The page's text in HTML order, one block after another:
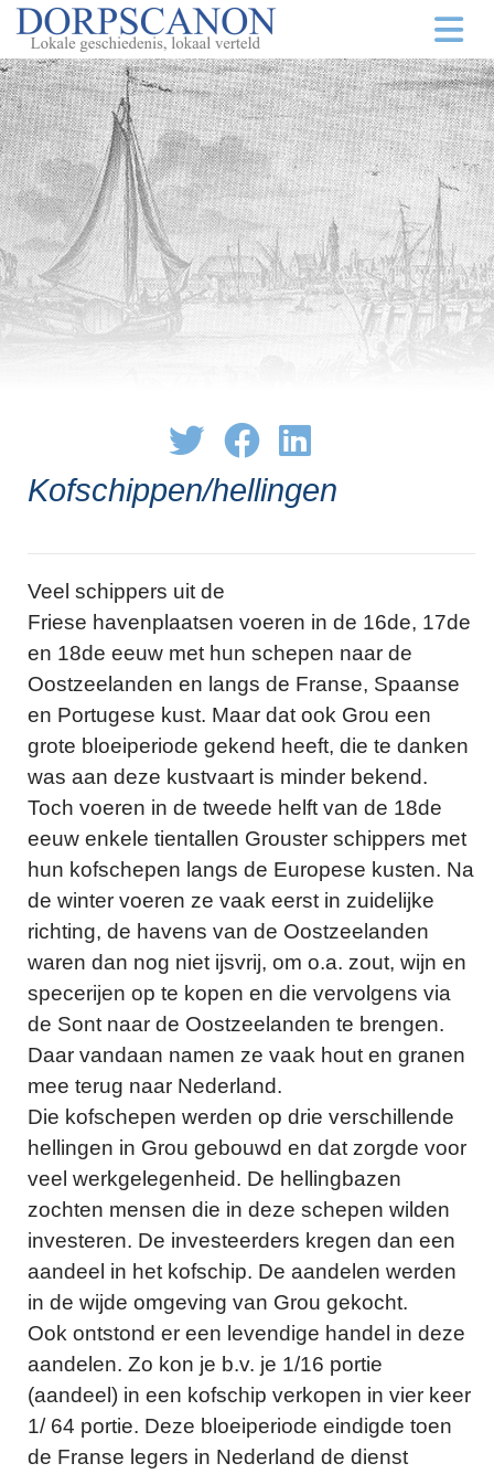
Kofschippen/hellingen
Veel schippers uit de
Friese havenplaatsen voeren in de 16de, 17de
en 18de eeuw met hun schepen naar de
Oostzeelanden en langs de Franse, Spaanse
en Portugese kust. Maar dat ook Grou een
grote bloeiperiode gekend heeft, die te danken
was aan deze kustvaart is minder bekend.
Toch voeren in de tweede helft van de 18de
eeuw enkele tientallen Grouster schippers met
hun kofschepen langs de Europese kusten. Na
de winter voeren ze vaak eerst in zuidelijke
richting, de havens van de Oostzeelanden
waren dan nog niet ijsvrij, om o.a. zout, wijn en
specerijen op te kopen en die vervolgens via
de Sont naar de Oostzeelanden te brengen.
Daar vandaan namen ze vaak hout en granen
mee terug naar Nederland.
Die kofschepen werden op drie verschillende
hellingen in Grou gebouwd en dat zorgde voor
veel werkgelegenheid. De hellingbazen
zochten mensen die in deze schepen wilden
investeren. De investeerders kregen dan een
aandeel in het kofschip. De aandelen werden
in de wijde omgeving van Grou gekocht.
Ook ontstond er een levendige handel in deze
aandelen. Zo kon je b.v. je 1/16 portie
(aandeel) in een kofschip verkopen in vier keer
1/ 64 portie. Deze bloeiperiode eindigde toen
de Franse legers in Nederland de dienst